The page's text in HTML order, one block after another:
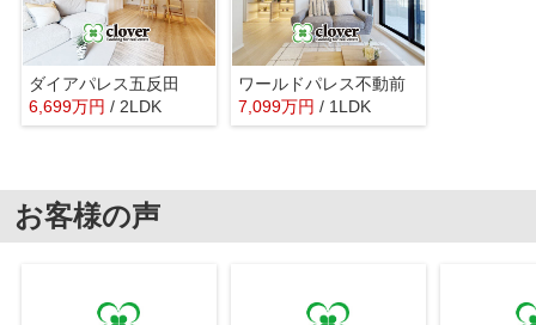
ダイアパレス五反田
6,699万円 / 2LDK
ワールドパレス不動前
7,099万円 / 1LDK
お客様の声